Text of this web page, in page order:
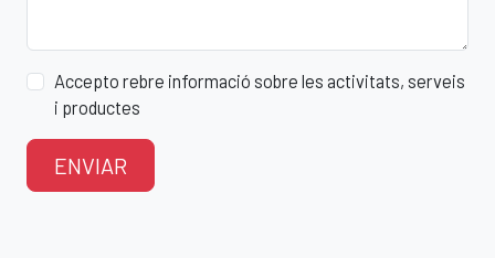
Accepto rebre informació sobre les activitats, serveis
i productes
ENVIAR